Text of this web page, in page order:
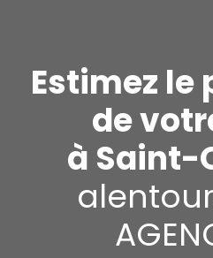
Estimez le
de
à Saint-